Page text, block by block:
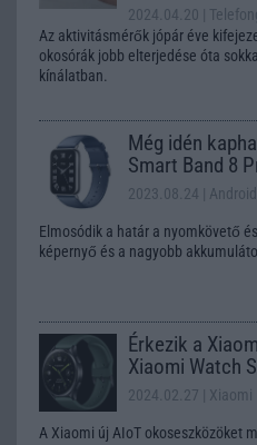
2024.04.20
|
Az aktivitásmérők jópár éve
okosórák jobb elterjedése óta
kínálatban.
Még idén
Smart Band 8
2023.08.24 |
Elmosódik a határ a nyomkövető
képernyő és a nagyobb
Érkezik a
Xiaomi Watch
2024.02.27 | Xiaomi
A Xiaomi új AIoT okoseszközöket